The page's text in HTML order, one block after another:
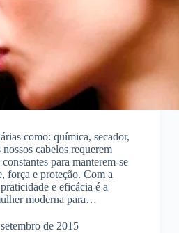
como: química, secador,
cabelos requerem
para manterem-se
força e proteção. Com a
e eficácia é a
moderna para…
de 2015